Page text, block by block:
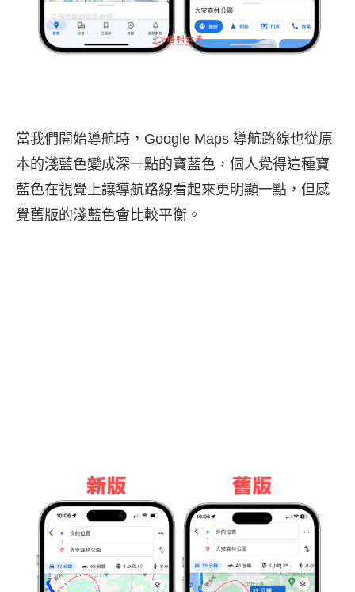
當我們開始導航時，Google Maps 導航路線也從原
本的淺藍色變成深一點的寶藍色，個人覺得這種寶
藍色在視覺上讓導航路線看起來更明顯一點，但感
覺舊版的淺藍色會比較平衡。